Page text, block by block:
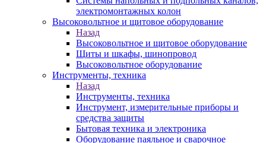
электромонтажных колон
Высоковольтное и щитовое оборудование
Назад
Высоковольтное и щитовое оборудование
Щиты и шкафы, шинопровод
Высоковольтное оборудование
Инструменты, техника
Назад
Инструменты, техника
Инструмент, измерительные приборы и
средства защиты
Бытовая техника и электроника
Оборудование паяльное и сварочное